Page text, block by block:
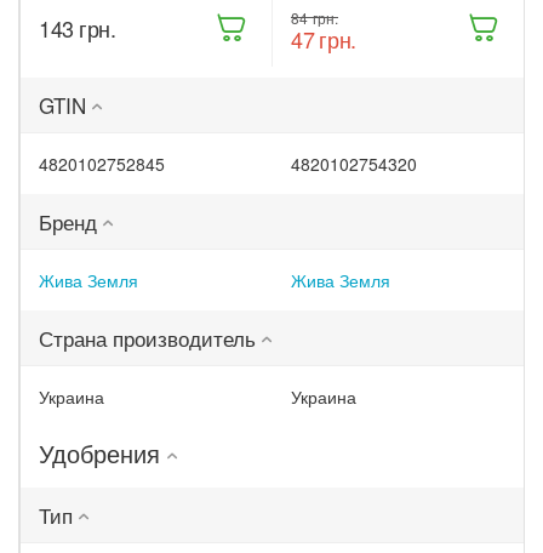
Жива Земля
‍143‍ грн.
Жива Земля
Триходерма
‍84‍ грн.
‍47‍грн.
GTIN
4820102752845 4820102754320
Бренд
Жива Земля Жива Земля
Страна производитель
Украина Украина
Удобрения
Тип